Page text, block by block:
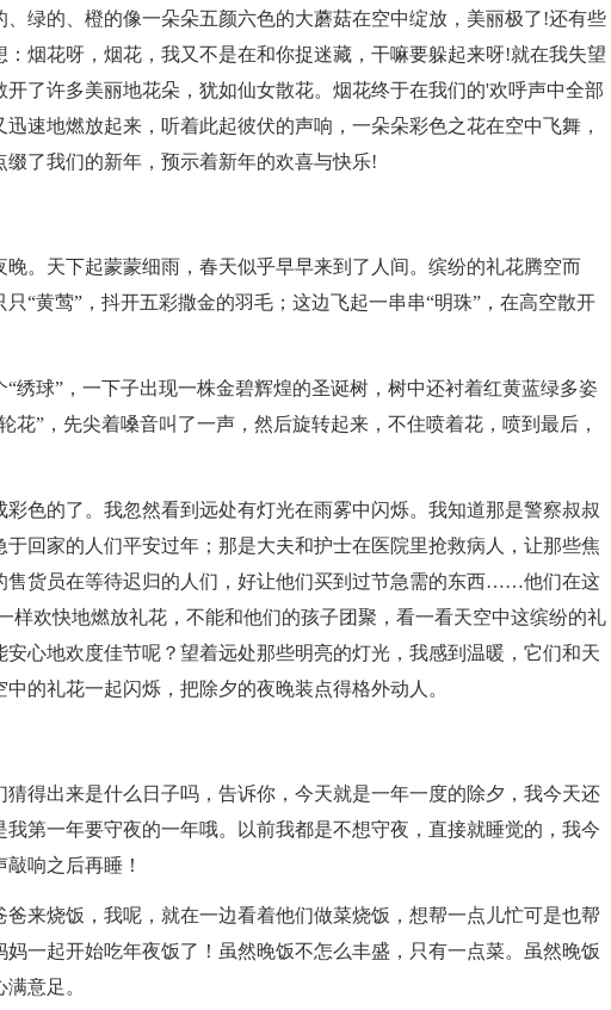
绿的、橙的像一朵朵五颜六色的大蘑菇在空中绽放，美丽极了!还有些
烟花呀，烟花，我又不是在和你捉迷藏，干嘛要躲起来呀!就在我失望
了许多美丽地花朵，犹如仙女散花。烟花终于在我们的'欢呼声中全部
速地燃放起来，听着此起彼伏的声响，一朵朵彩色之花在空中飞舞，
了我们的新年，预示着新年的欢喜与快乐!
。天下起蒙蒙细雨，春天似乎早早来到了人间。缤纷的礼花腾空而
“黄莺”，抖开五彩撒金的羽毛；这边飞起一串串“明珠”，在高空散开
绣球”，一下子出现一株金碧辉煌的圣诞树，树中还衬着红黄蓝绿多姿
花”，先尖着嗓音叫了一声，然后旋转起来，不住喷着花，喷到最后，
色的了。我忽然看到远处有灯光在雨雾中闪烁。我知道那是警察叔叔
回家的人们平安过年；那是大夫和护士在医院里抢救病人，让那些焦
售货员在等待迟归的人们，好让他们买到过节急需的东西……他们在这
样欢快地燃放礼花，不能和他们的孩子团聚，看一看天空中这缤纷的礼
心地欢度佳节呢？望着远处那些明亮的灯光，我感到温暖，它们和天
的礼花一起闪烁，把除夕的夜晚装点得格外动人。
得出来是什么日子吗，告诉你，今天就是一年一度的除夕，我今天还
第一年要守夜的一年哦。以前我都是不想守夜，直接就睡觉的，我今
响之后再睡！
来烧饭，我呢，就在一边看着他们做菜烧饭，想帮一点儿忙可是也帮
一起开始吃年夜饭了！虽然晚饭不怎么丰盛，只有一点菜。虽然晚饭
意足。